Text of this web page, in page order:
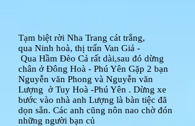
Tạm biệt rời Nha Trang cát trắng,
qua Ninh hoà, thị trấn Van Giả -
Qua Hầm Đèo Cả rất dài,sau đó dừng
chân ở Đông Hoà - Phú Yên Gặp 2 bạn
Nguyễn văn Phong và Nguyễn văn
Lượng ở Tuy Hoà -Phú Yên . Dừng xe
bước vào nhà anh Lượng là bàn tiệc đã
dọn sẳn. Các anh cũng nôn nao chờ đón
những người bạn củ